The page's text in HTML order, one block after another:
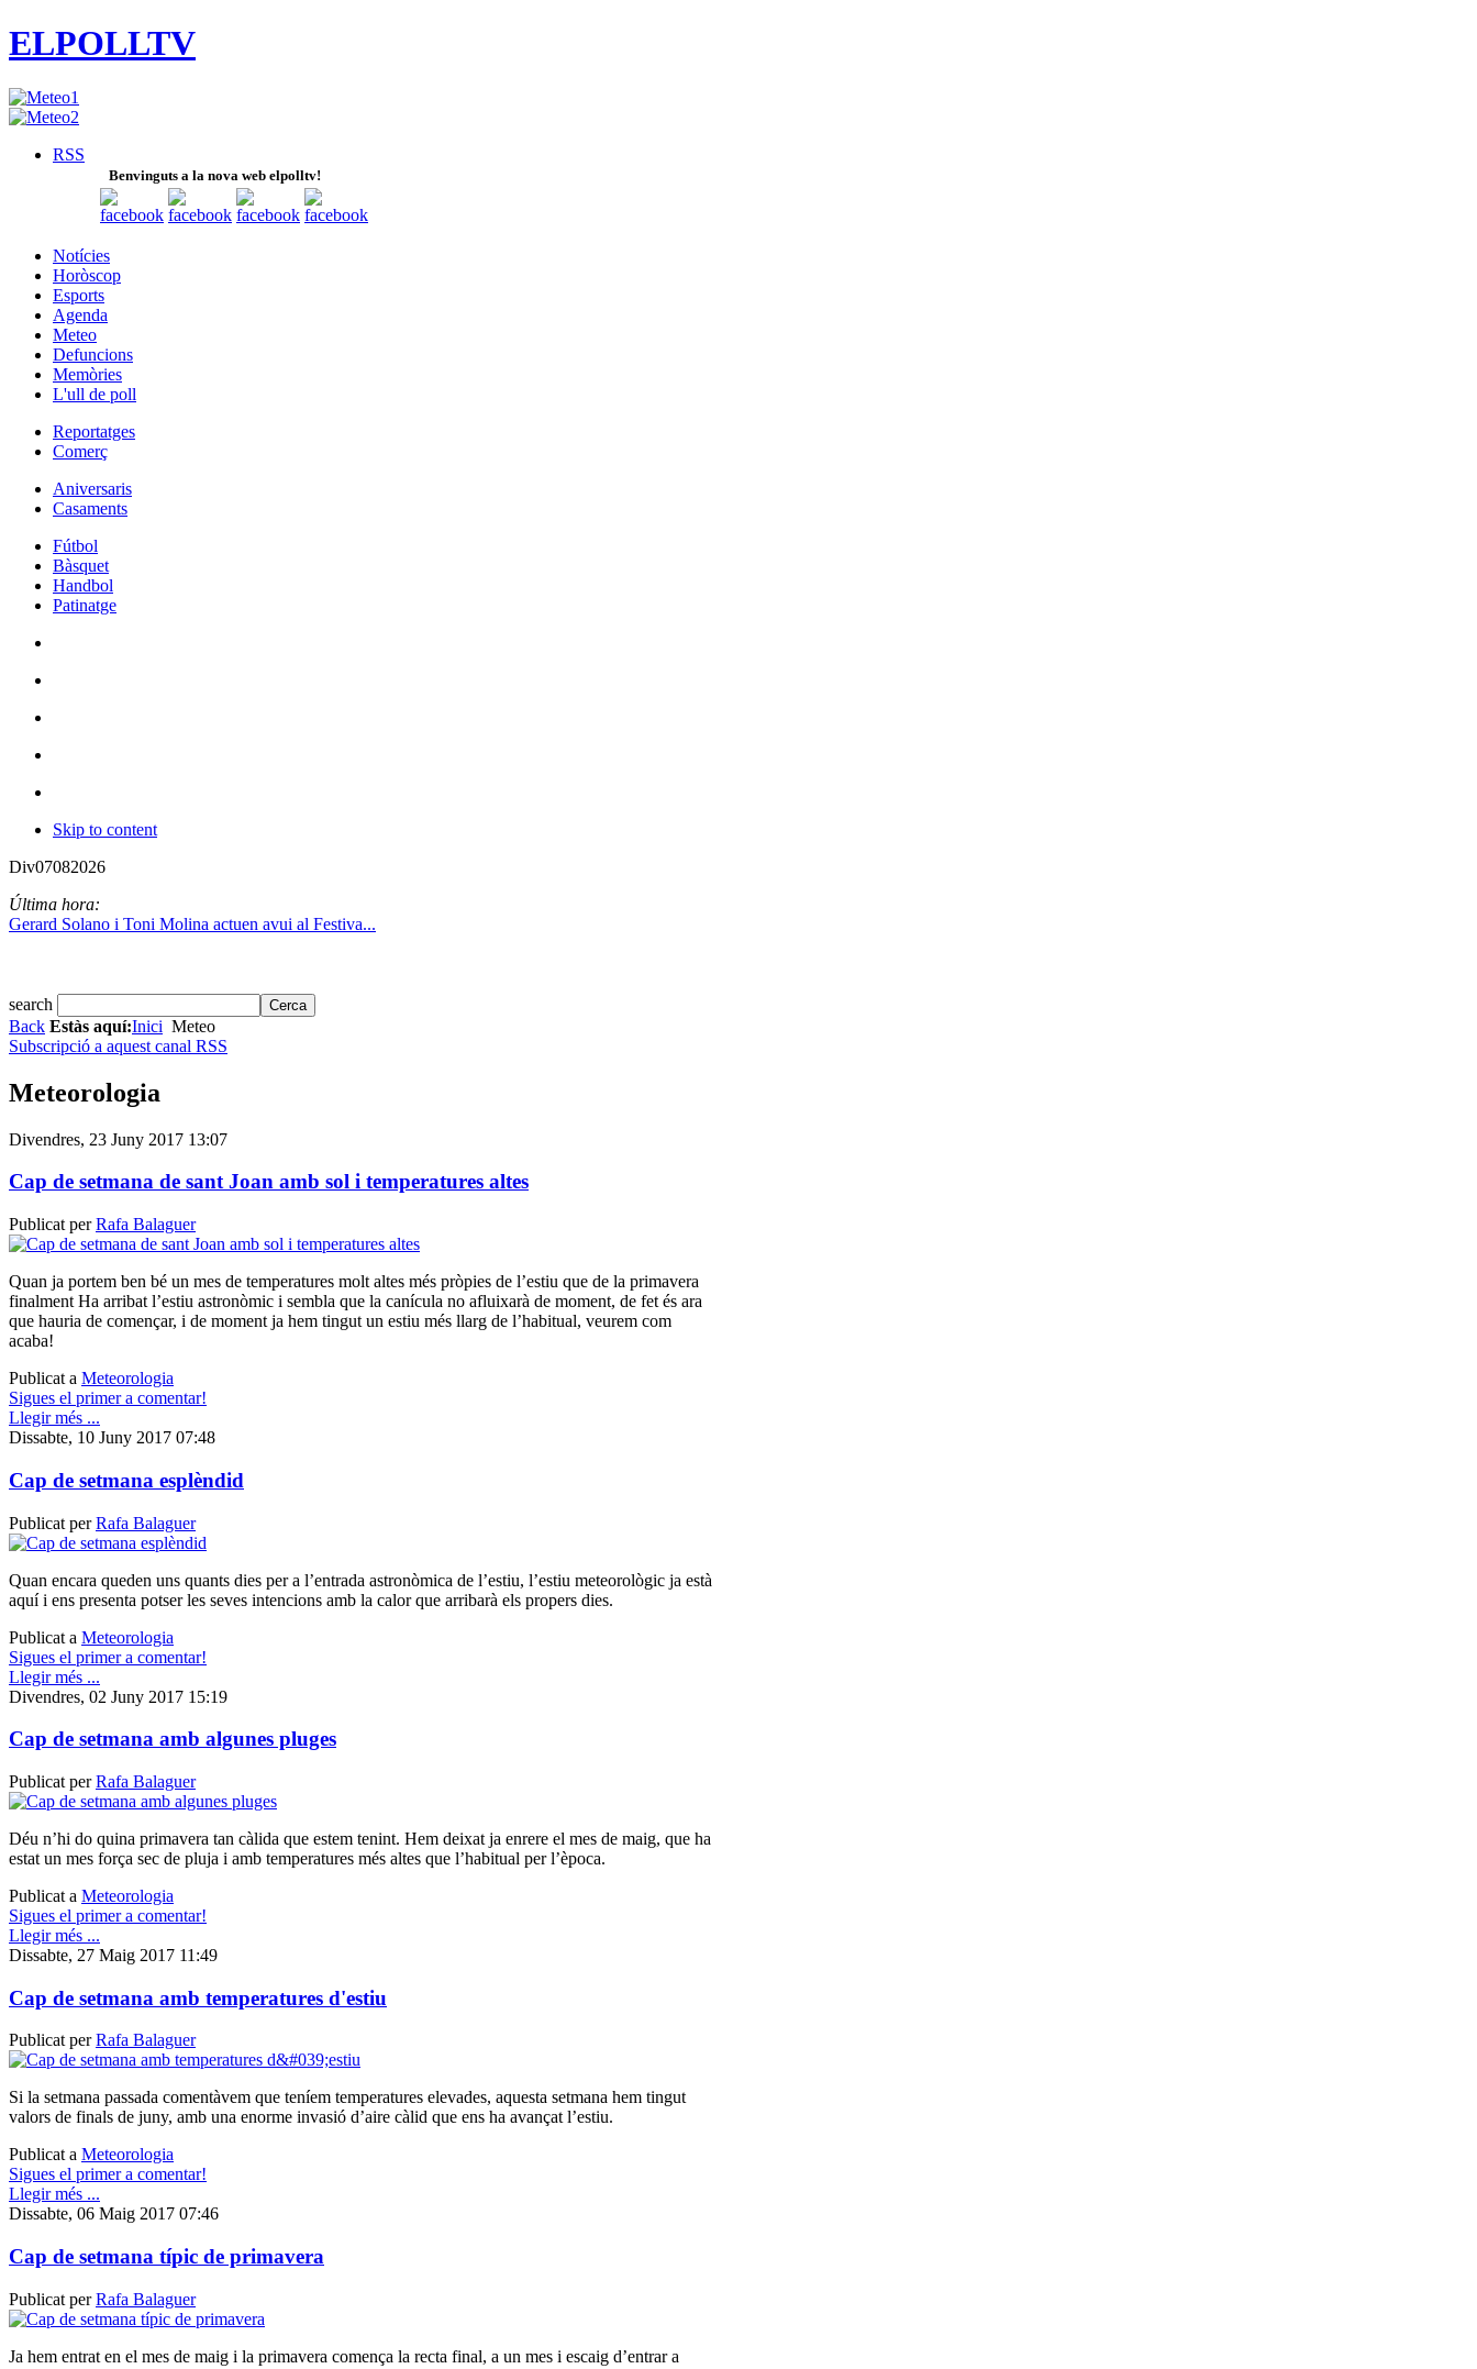
ELPOLLTV
RSS
Benvinguts a la nova web elpolltv!
Notícies
Horòscop
Esports
Agenda
Meteo
Defuncions
Memòries
L'ull de poll
Reportatges
Comerç
Aniversaris
Casaments
Fútbol
Bàsquet
Handbol
Patinatge
Skip to content
Div07082026
Última hora:
Gerard Solano i Toni Molina actuen avui al Festiva...
search
Back Estàs aquí:Inici Meteo
Subscripció a aquest canal RSS
Meteorologia
Divendres, 23 Juny 2017 13:07
Cap de setmana de sant Joan amb sol i temperatures altes
Publicat perRafa Balaguer
Quan ja portem ben bé un mes de temperatures molt altes més pròpies de l’estiu que de la primavera
finalment Ha arribat l’estiu astronòmic i sembla que la canícula no afluixarà de moment, de fet és ara
que hauria de començar, i de moment ja hem tingut un estiu més llarg de l’habitual, veurem com
acaba!
Publicat a Meteorologia
Sigues el primer a comentar!
Llegir més ...
Dissabte, 10 Juny 2017 07:48
Cap de setmana esplèndid
Publicat perRafa Balaguer
Quan encara queden uns quants dies per a l’entrada astronòmica de l’estiu, l’estiu meteorològic ja està
aquí i ens presenta potser les seves intencions amb la calor que arribarà els propers dies.
Publicat a Meteorologia
Sigues el primer a comentar!
Llegir més ...
Divendres, 02 Juny 2017 15:19
Cap de setmana amb algunes pluges
Publicat perRafa Balaguer
Déu n’hi do quina primavera tan càlida que estem tenint. Hem deixat ja enrere el mes de maig, que ha
estat un mes força sec de pluja i amb temperatures més altes que l’habitual per l’època.
Publicat a Meteorologia
Sigues el primer a comentar!
Llegir més ...
Dissabte, 27 Maig 2017 11:49
Cap de setmana amb temperatures d'estiu
Publicat perRafa Balaguer
Si la setmana passada comentàvem que teníem temperatures elevades, aquesta setmana hem tingut
valors de finals de juny, amb una enorme invasió d’aire càlid que ens ha avançat l’estiu.
Publicat a Meteorologia
Sigues el primer a comentar!
Llegir més ...
Dissabte, 06 Maig 2017 07:46
Cap de setmana típic de primavera
Publicat perRafa Balaguer
Ja hem entrat en el mes de maig i la primavera comença la recta final, a un mes i escaig d’entrar a